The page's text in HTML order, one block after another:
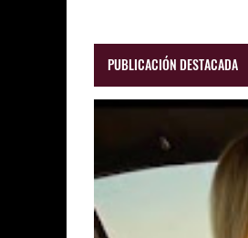
PUBLICACIÓN DESTACADA